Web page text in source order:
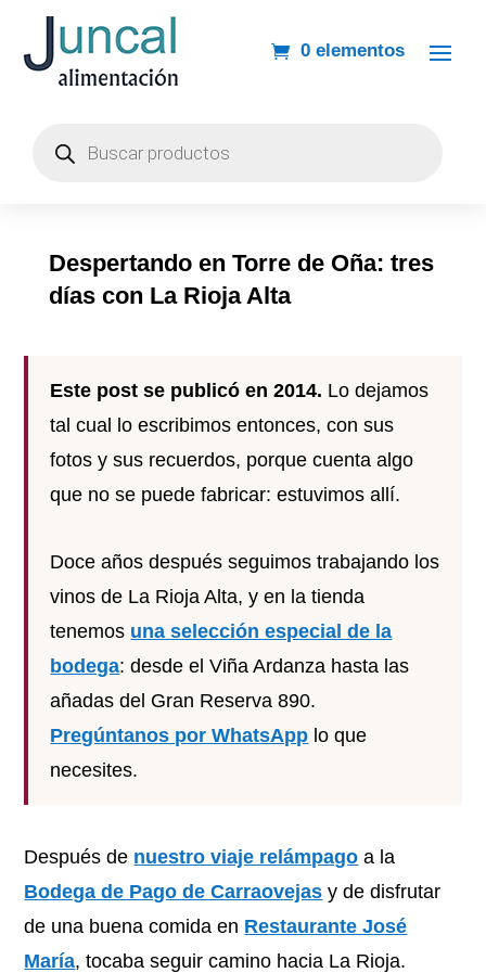
0 elementos
Despertando en Torre de Oña: tres
días con La Rioja Alta
Este post se publicó en 2014. Lo dejamos
tal cual lo escribimos entonces, con sus
fotos y sus recuerdos, porque cuenta algo
que no se puede fabricar: estuvimos allí.
Doce años después seguimos trabajando los
vinos de La Rioja Alta, y en la tienda
tenemos una selección especial de la
bodega: desde el Viña Ardanza hasta las
añadas del Gran Reserva 890.
Pregúntanos por WhatsApp lo que
necesites.
Después de nuestro viaje relámpago a la
Bodega de Pago de Carraovejas y de disfrutar
de una buena comida en Restaurante José
María, tocaba seguir camino hacia La Rioja.